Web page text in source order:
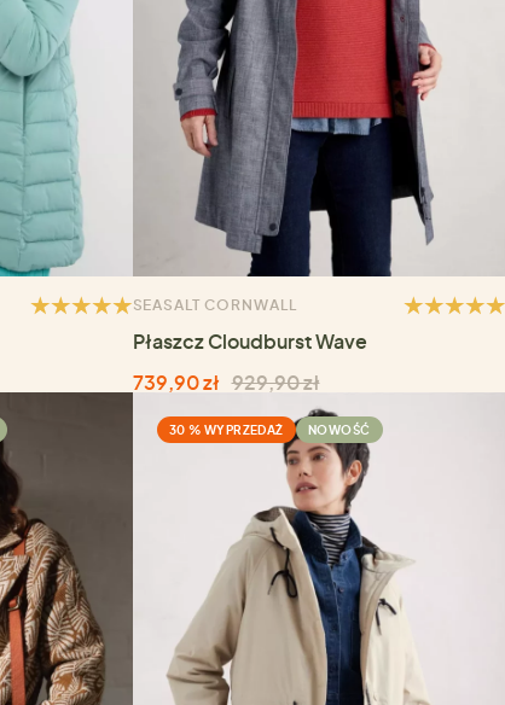
SEASALT CORNWALL
Płaszcz Cloudburst Wave
739,90 zł 929,90 zł
30 % WYPRZEDAŻ NOWOŚĆ